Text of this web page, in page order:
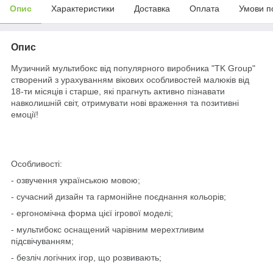
Опис Характеристики Доставка Оплата Умови
Опис
Музичний мультибокс від популярного виробника "TK Group"
створений з урахуванням вікових особливостей малюків від
18-ти місяців і старше, які прагнуть активно пізнавати
навколишній світ, отримувати нові враження та позитивні
емоції!
Особливості:
- озвучення українською мовою;
- сучасний дизайн та гармонійне поєднання кольорів;
- ергономічна форма цієї ігрової моделі;
- мультибокс оснащений чарівним мерехтливим
підсвічуванням;
- безліч логічних ігор, що розвивають;